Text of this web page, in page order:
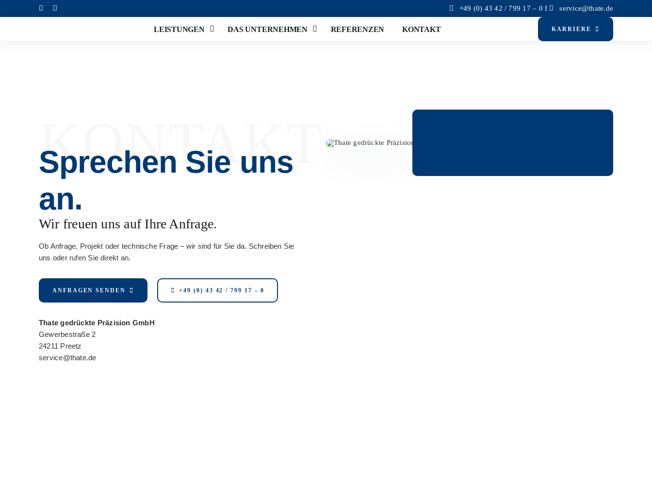
Inhalt
+49 (0) 43 42 / 799 17 – 0 I service@thate.de
LEISTUNGEN DAS UNTERNEHMEN REFERENZEN KONTAKT KARRIERE
KONTAKT
Sprechen Sie uns
an.
Wir freuen uns auf Ihre Anfrage.
Ob Anfrage, Projekt oder technische Frage – wir sind für Sie da. Schreiben Sie
uns oder rufen Sie direkt an.
ANFRAGEN SENDEN +49 (0) 43 42 / 799 17 – 0
Thate gedrückte Präzision GmbH
Gewerbestraße 2
24211 Preetz
service@thate.de